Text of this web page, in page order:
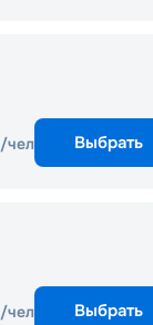
/чел Выбрать
/чел Выбрать